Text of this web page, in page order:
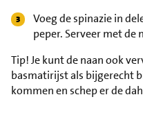
Voeg de spinazie in
peper. Serveer met de
Tip!Je kunt de naan ook
basmatirijst als bijgerecht
kommen en schep er de